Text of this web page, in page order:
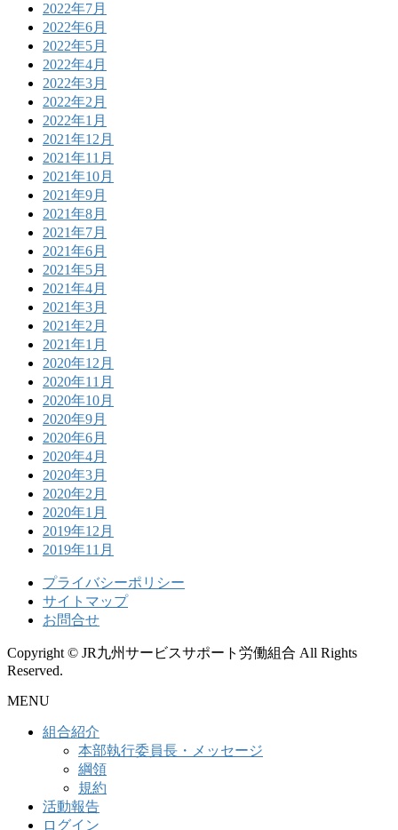
2022年7月
2022年6月
2022年5月
2022年4月
2022年3月
2022年2月
2022年1月
2021年12月
2021年11月
2021年10月
2021年9月
2021年8月
2021年7月
2021年6月
2021年5月
2021年4月
2021年3月
2021年2月
2021年1月
2020年12月
2020年11月
2020年10月
2020年9月
2020年6月
2020年4月
2020年3月
2020年2月
2020年1月
2019年12月
2019年11月
プライバシーポリシー
サイトマップ
お問合せ
Copyright © JR九州サービスサポート労働組合 All Rights
Reserved.
MENU
組合紹介
本部執行委員長・メッセージ
綱領
規約
活動報告
ログイン